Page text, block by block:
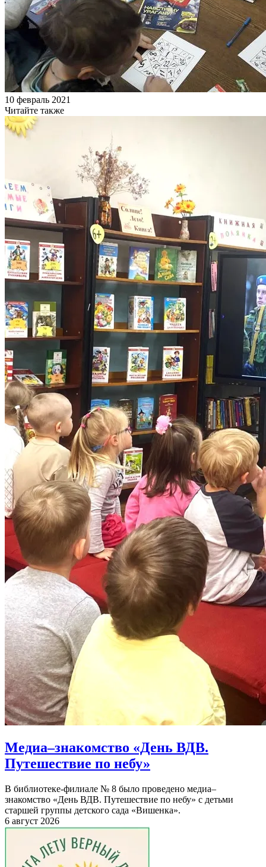
10 февраль 2021
Читайте также
Медиа–знакомство «День ВДВ.
Путешествие по небу»
В библиотеке-филиале № 8 было проведено медиа–
знакомство «День ВДВ. Путешествие по небу» с детьми
старшей группы детского сада «Вишенка».
6 август 2026